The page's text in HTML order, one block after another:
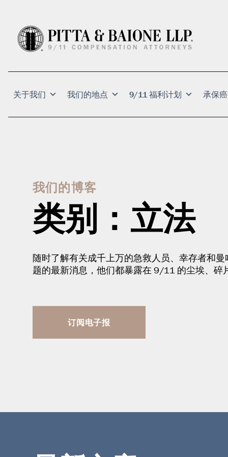
关于我们 我们的地点 9/11 福利计划 承保
我们的博客
类别： 立法
随时了解有关成千上万的急救人员、幸存者和
题的最新消息，他们都暴露在 9/11 的尘埃、碎
订阅电子报